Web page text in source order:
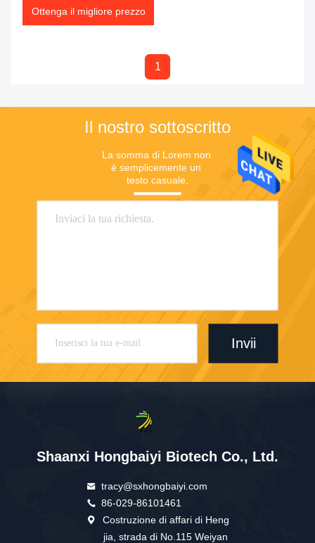
Ottenga il migliore prezzo
1
Il nostro sottoscritto
La somma di Lorem non
è semplicemente un
testo casuale.
Invii
Shaanxi Hongbaiyi Biotech Co., Ltd.
tracy@sxhongbaiyi.com
86-029-86101461
Costruzione di affari di Heng
jia, strada di No.115 Weiyan